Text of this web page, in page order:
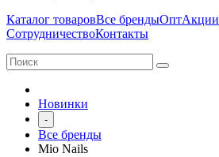
Каталог товаровВсе брендыОптАкции
СотрудничествоКонтакты
Новинки
-
Все бренды
Mio Nails